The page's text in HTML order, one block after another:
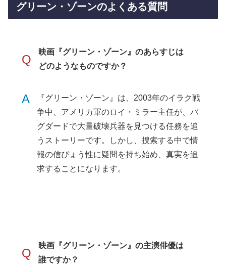
グリーン・ゾーンのよくある質問
Q
映画『グリーン・ゾーン』のあらすじは
どのようなものですか？
A
『グリーン・ゾーン』は、2003年のイラク戦
争中、アメリカ軍のロイ・ミラー主任が、バ
グダードで大量破壊兵器を見つける任務を追
うストーリーです。しかし、捜索する中で情
報の信ぴょう性に疑問を持ち始め、真実を追
求することになります。
Q
映画『グリーン・ゾーン』の主演俳優は
誰ですか？